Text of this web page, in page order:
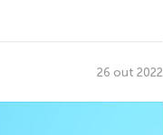
26 out 2022